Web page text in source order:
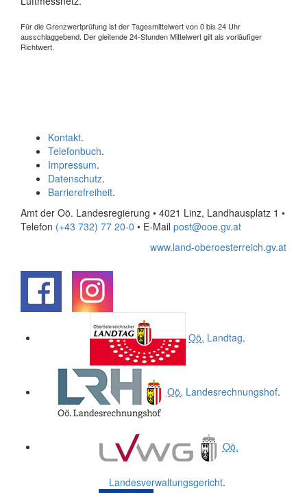
Für die Grenzwertprüfung ist der Tagesmittelwert von 0 bis 24 Uhr
ausschlaggebend. Der gleitende 24-Stunden Mittelwert gilt als vorläufiger
Richtwert.
Kontakt.
Telefonbuch.
Impressum.
Datenschutz.
Barrierefreiheit.
Amt der Oö. Landesregierung • 4021 Linz, Landhausplatz 1 •
Telefon (+43 732) 77 20-0 • E-Mail post@ooe.gv.at
www.land-oberoesterreich.gv.at
Oö. Landtag.
Oö. Landesrechnungshof.
Oö.
Landesverwaltungsgericht.